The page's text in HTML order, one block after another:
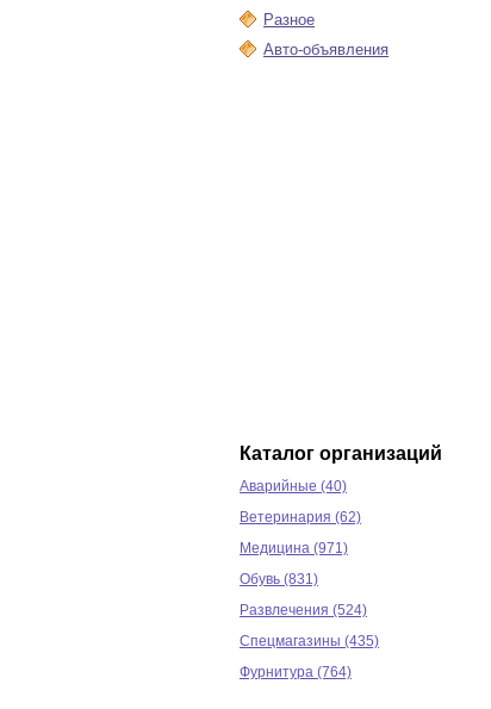
Разное
Авто-объявления
Каталог организаций
Аварийные (40)
Ветеринария (62)
Медицина (971)
Обувь (831)
Развлечения (524)
Спецмагазины (435)
Фурнитура (764)